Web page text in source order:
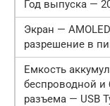
Год выпуска —
Экран —
разрешение в
Емкость
беспроводной и
разъема — USB